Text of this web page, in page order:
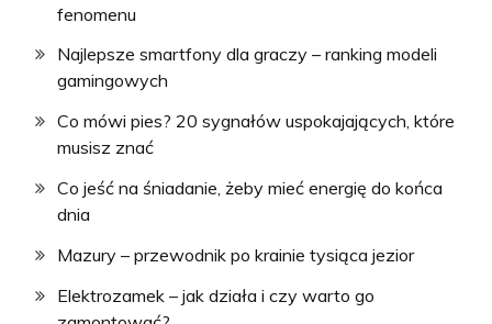
fenomenu
Najlepsze smartfony dla graczy – ranking modeli
gamingowych
Co mówi pies? 20 sygnałów uspokajających, które
musisz znać
Co jeść na śniadanie, żeby mieć energię do końca
dnia
Mazury – przewodnik po krainie tysiąca jezior
Elektrozamek – jak działa i czy warto go